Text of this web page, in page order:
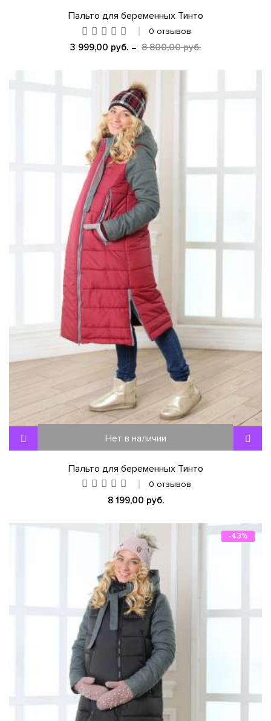
Пальто для беременных Тинто
0 отзывов
3 999,00 руб. 8 800,00 руб.
Нет в наличии
Пальто для беременных Тинто
0 отзывов
8 199,00 руб.
-43%